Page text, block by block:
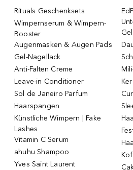
Rituals Geschenksets
Wimpernserum & Wimpern-
Booster
Augenmasken & Augen Pads
Gel-Nagellack
Anti-Falten Creme
Leave-in Conditioner
Sol de Janeiro Parfum
Haarspangen
Künstliche Wimpern | Fake
Lashes
Vitamin C Serum
ahuhu Shampoo
Yves Saint Laurent